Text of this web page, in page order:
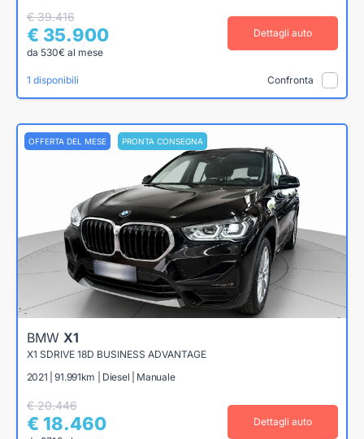
€ 39.416
€ 35.900
da 530€ al mese
Dettagli auto
1 disponibili Confronta
OFFERTA DEL MESE PRONTA CONSEGNA
BMW X1
X1 SDRIVE 18D BUSINESS ADVANTAGE
2021 | 91.991km | Diesel | Manuale
€ 20.446
€ 18.460 Dettagli auto